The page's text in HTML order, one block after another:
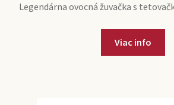
Legendárna ovocná žuvačka s
Viac info